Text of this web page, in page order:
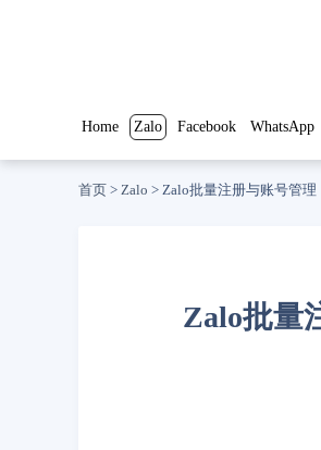
Home Zalo Facebook WhatsApp
首页 > Zalo > Zalo批量注册与账号管
Zalo批量